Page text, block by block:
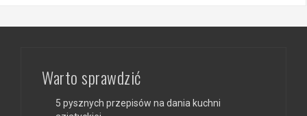
Warto sprawdzić
5 pysznych przepisów na dania kuchni